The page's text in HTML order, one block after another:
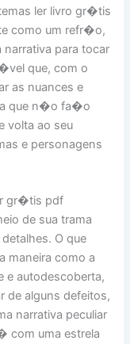
ler livro gr�tis
como um refr�o,
para tocar
que, com o
as nuances e
que n�o fa�o
volta ao seu
e personagens
gr�tis pdf
de sua trama
O que
maneira como a
e autodescoberta,
de alguns defeitos,
narrativa peculiar
com uma estrela